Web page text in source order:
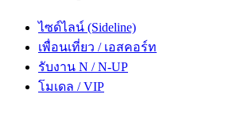
ไซด์ไลน์ (Sideline)
เพื่อนเที่ยว / เอสคอร์ท
รับงาน N / N-UP
โมเดล / VIP